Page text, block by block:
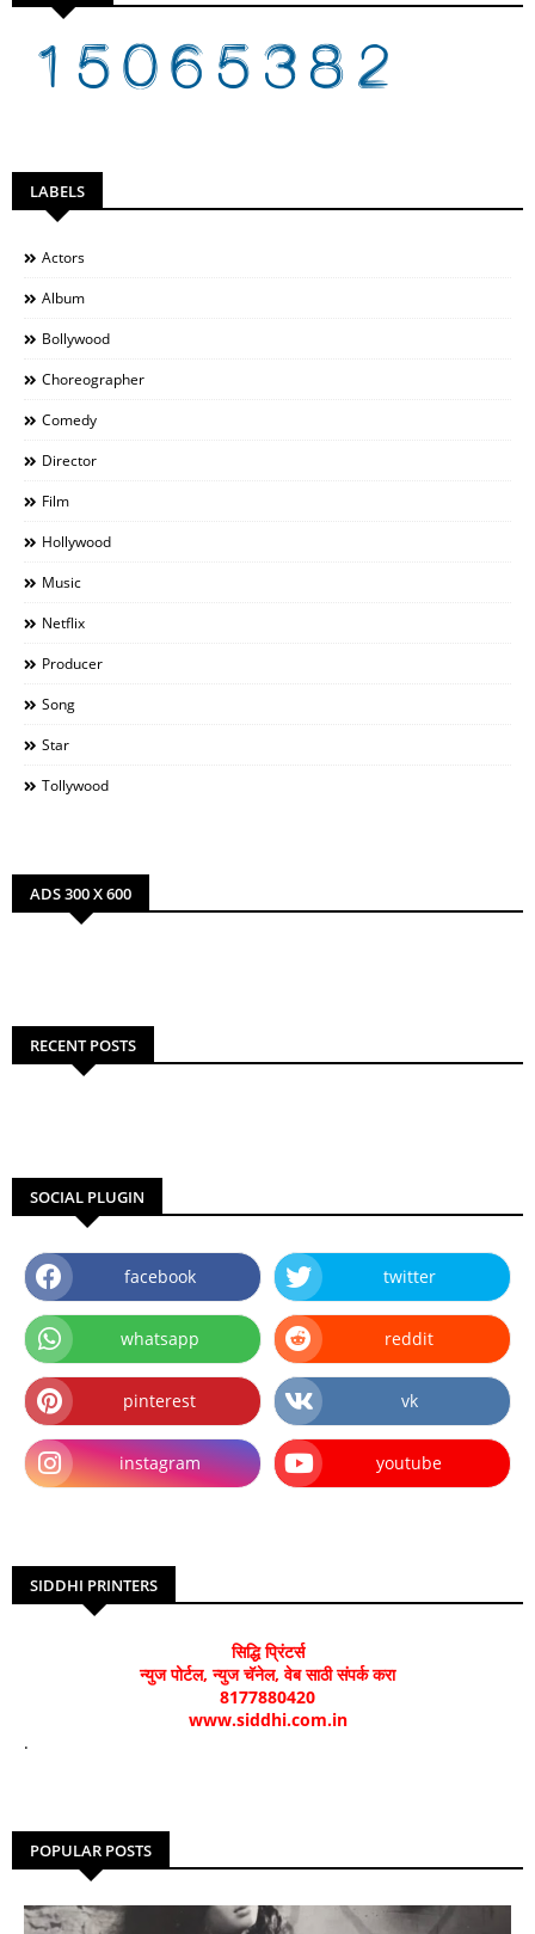
LABELS
Actors
Album
Bollywood
Choreographer
Comedy
Director
Film
Hollywood
Music
Netflix
Producer
Song
Star
Tollywood
ADS 300 X 600
RECENT POSTS
SOCIAL PLUGIN
facebook twitter
whatsapp reddit
pinterest vk
instagram youtube
SIDDHI PRINTERS
सिद्धि प्रिंटर्स
न्युज पोर्टल, न्युज चॅनेल, वेब साठी संपर्क करा
8177880420
www.siddhi.com.in
.
POPULAR POSTS